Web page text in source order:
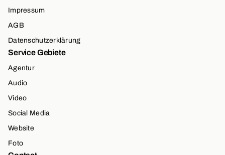
Impressum
AGB
Datenschutzerklärung
Service Gebiete
Agentur
Audio
Video
Social Media
Website
Foto